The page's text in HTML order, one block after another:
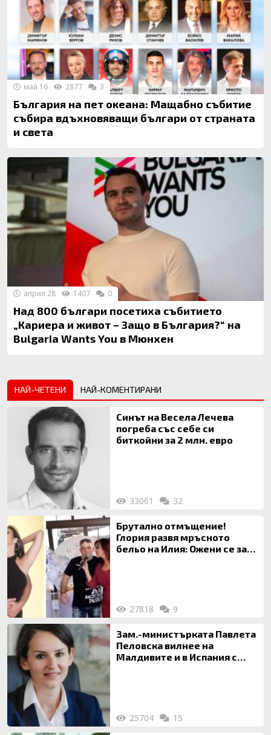
България на пет океана: Мащабно събитие
събира вдъхновяващи българи от страната
и света
май 16 2877 3
Над 800 българи посетиха събитието
„Кариера и живот – Защо в България?“ на
Bulgaria Wants You в Мюнхен
април 28 1407 0
НАЙ-ЧЕТЕНИ НАЙ-КОМЕНТИРАНИ
Синът на Весела Лечева
погреба със себе си
биткойни за 2 млн. евро
33061 32
Брутално отмъщение!
Глория развя мръсното
бельо на Илия: Ожени се за
27818 9
Зам.-министърката Павлета
Пеловска вилнее на
Малдивите и в Испания с
25704 15